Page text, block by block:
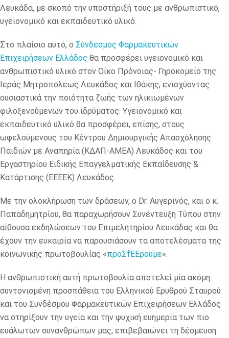
Λευκάδα, με σκοπό την υποστήριξή τους με ανθρωπιστικό,
υγειονομικό και εκπαιδευτικό υλικό.
Στο πλαίσιο αυτό, ο Σύνδεσμος Φαρμακευτικών
Επιχειρήσεων Ελλάδος θα προσφέρει υγειονομικό και
ανθρωπιστικό υλικό στον Οίκο Πρόνοιας- Γηροκομείο της
Ιεράς Μητροπόλεως Λευκάδος και Ιθάκης, ενισχύοντας
ουσιαστικά την ποιότητα ζωής των ηλικιωμένων
φιλοξενούμενων του ιδρύματος. Υγειονομικό και
εκπαιδευτικό υλικό θα προσφέρει, επίσης, στους
ωφελούμενους του Κέντρου Δημιουργικής Απασχόλησης
Παιδιών με Αναπηρία (ΚΔΑΠ-ΑΜΕΑ) Λευκάδος και του
Εργαστηρίου Ειδικής Επαγγελματικής Εκπαίδευσης &
Κατάρτισης (ΕΕΕΕΚ) Λευκάδος.
Με την ολοκλήρωση των δράσεων, ο Dr. Αυγερινός, και ο κ.
Παπαδημητρίου, θα παραχωρήσουν Συνέντευξη Τύπου στην
αίθουσα εκδηλώσεων του Επιμελητηρίου Λευκάδας και θα
έχουν την ευκαιρία να παρουσιάσουν τα αποτελέσματα της
κοινωνικής πρωτοβουλίας «προΣfΕΕρουμε».
Η ανθρωπιστική αυτή πρωτοβουλία αποτελεί μία ακόμη
συντονισμένη προσπάθεια του Ελληνικού Ερυθρού Σταυρού
και του Συνδέσμου Φαρμακευτικών Επιχειρήσεων Ελλάδος
να στηρίξουν την υγεία και την ψυχική ευημερία των πιο
ευάλωτων συνανθρώπων μας, επιβεβαιώνει τη δέσμευση